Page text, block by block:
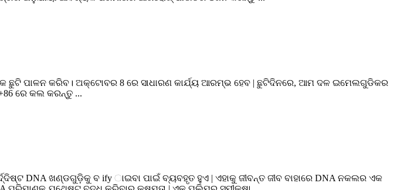
ଛୁଟି ପାଳନ କରିବ। ଅକ୍ଟୋବର 8 ରେ ସାଧାରଣ କାର୍ଯ୍ୟ ଆରମ୍ଭ ହେବ | ଛୁଟିଦିନରେ, ଆମ ଦଳ ଇମେଲଗୁଡିକର
ରେ କଲ କରନ୍ତୁ ...
DNA ଖଣ୍ଡଗୁଡ଼ିକୁ ବ ify ାଇବା ପାଇଁ ବ୍ୟବହୃତ ହୁଏ | ଏହାକୁ ଜୀବନ୍ତ ଜୀବ ବାହାରେ DNA ନକଲର ଏକ